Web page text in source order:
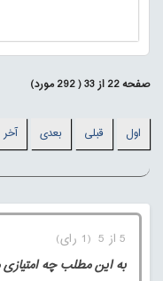
صفحه22از33
(
292مورد)
اول قبلی بعدی آخر
5 از 5 (1 رای)
به این مطلب چه